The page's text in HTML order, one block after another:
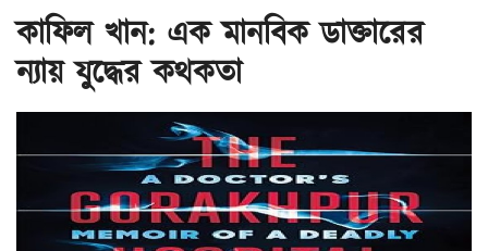
কাফিল খান: এক মানবিক ডাক্তারের
ন্যায় যুদ্ধের কথকতা